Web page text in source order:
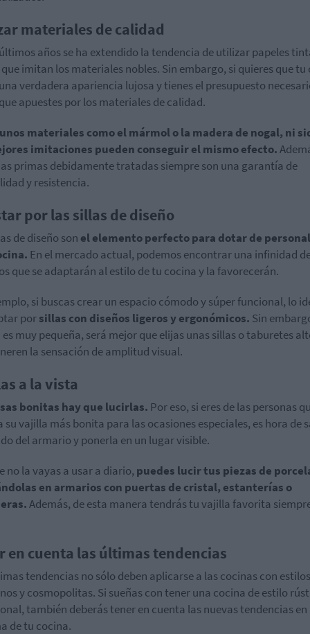
materiales de calidad
años se ha extendido la tendencia de utilizar papeles
imitan los materiales nobles. Sin embargo, si quieres que tu
verdadera apariencia lujosa y tienes el presupuesto
apuestes por los materiales de calidad.
materiales como el mármol o la madera de nogal, ni
imitaciones pueden conseguir el mismo efecto.
primas debidamente tratadas siempre son una garantía de
y resistencia.
por las sillas de diseño
de diseño son el elemento perfecto para dotar de
En el mercado actual, podemos encontrar una infinidad
que se adaptarán al estilo de tu cocina y la favorecerán.
si buscas crear un espacio cómodo y súper funcional, lo
porsillas con diseños ligeros y ergonómicos. Sin
muy pequeña, será mejor que elijas unas sillas o taburetes
la sensación de amplitud visual.
a la vista
bonitas hay que lucirlas. Por eso, si eres de las personas
su vajilla más bonita para las ocasiones especiales, es hora de
del armario y ponerla en un lugar visible.
no la vayas a usar a diario, puedes lucir tus piezas de
en armarios con puertas de cristal, estanterías o
Además, de esta manera tendrás tu vajilla favorita
en cuenta las últimas tendencias
tendencias no sólo deben aplicarse a las cocinas con
y cosmopolitas. Si sueñas con tener una cocina de estilo
también deberás tener en cuenta las nuevas tendencias en
de tu cocina.